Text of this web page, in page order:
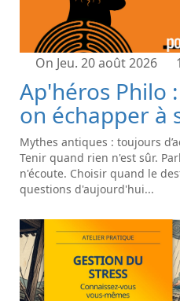
On Jeu. 20 août 2026
Ap'héros Philo
on échapper à
Mythes antiques : toujours
Tenir quand rien n'est sûr.
n'écoute. Choisir quand le
questions d'aujourd'hui...